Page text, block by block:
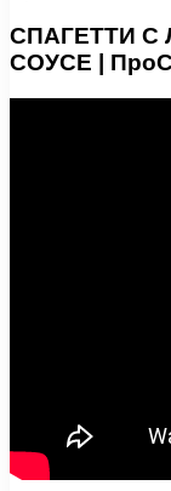
СПАГЕТТИ
СОУСЕ |